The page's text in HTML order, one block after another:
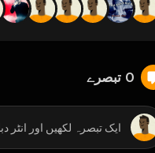
0 تبصرے